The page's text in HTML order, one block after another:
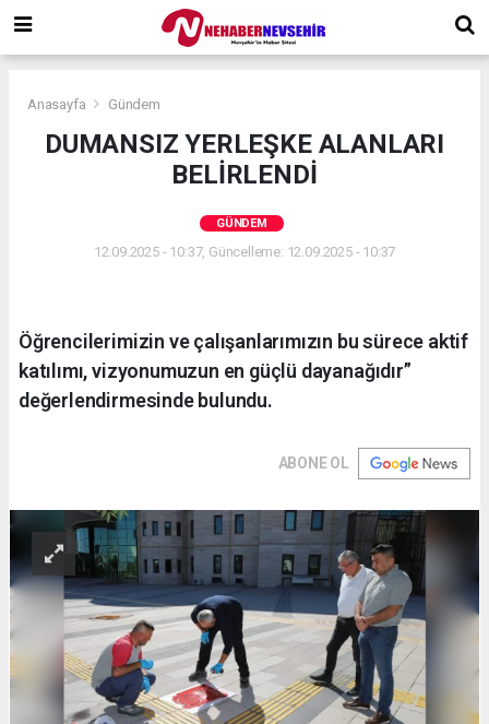
Anasayfa Gündem
DUMANSIZ YERLEŞKE ALANLARI
BELİRLENDİ
GÜNDEM
12.09.2025 - 10:37, Güncelleme: 12.09.2025 - 10:37
Öğrencilerimizin ve çalışanlarımızın bu sürece aktif
katılımı, vizyonumuzun en güçlü dayanağıdır”
değerlendirmesinde bulundu.
ABONE OL